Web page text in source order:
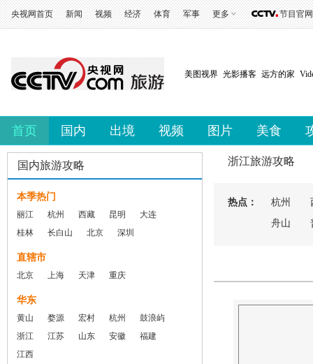
央视网首页 新闻 视频 经济 体育 军事 更多 节目官网
美图视界 光影播客 远方的家
首页 国内 出境 视频 图片 美食
国内旅游攻略
本季热门
丽江 杭州 西藏 昆明
大连
桂林
长白山 北京 深圳
直辖市
北京 上海 天津 重庆
华东
黄山 婺源 宏村 杭州
鼓浪屿
浙江
江苏 山东 安徽
福建
江西
浙江旅游攻略
热点： 杭州
舟山